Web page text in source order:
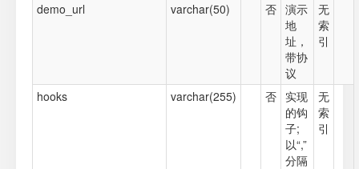
demo_url
varchar(50) 否 演示
地
址，
带协
议
无
索
引
hooks varchar(255) 否 实现
的钩
子;
以“,”
分隔
无
索
引